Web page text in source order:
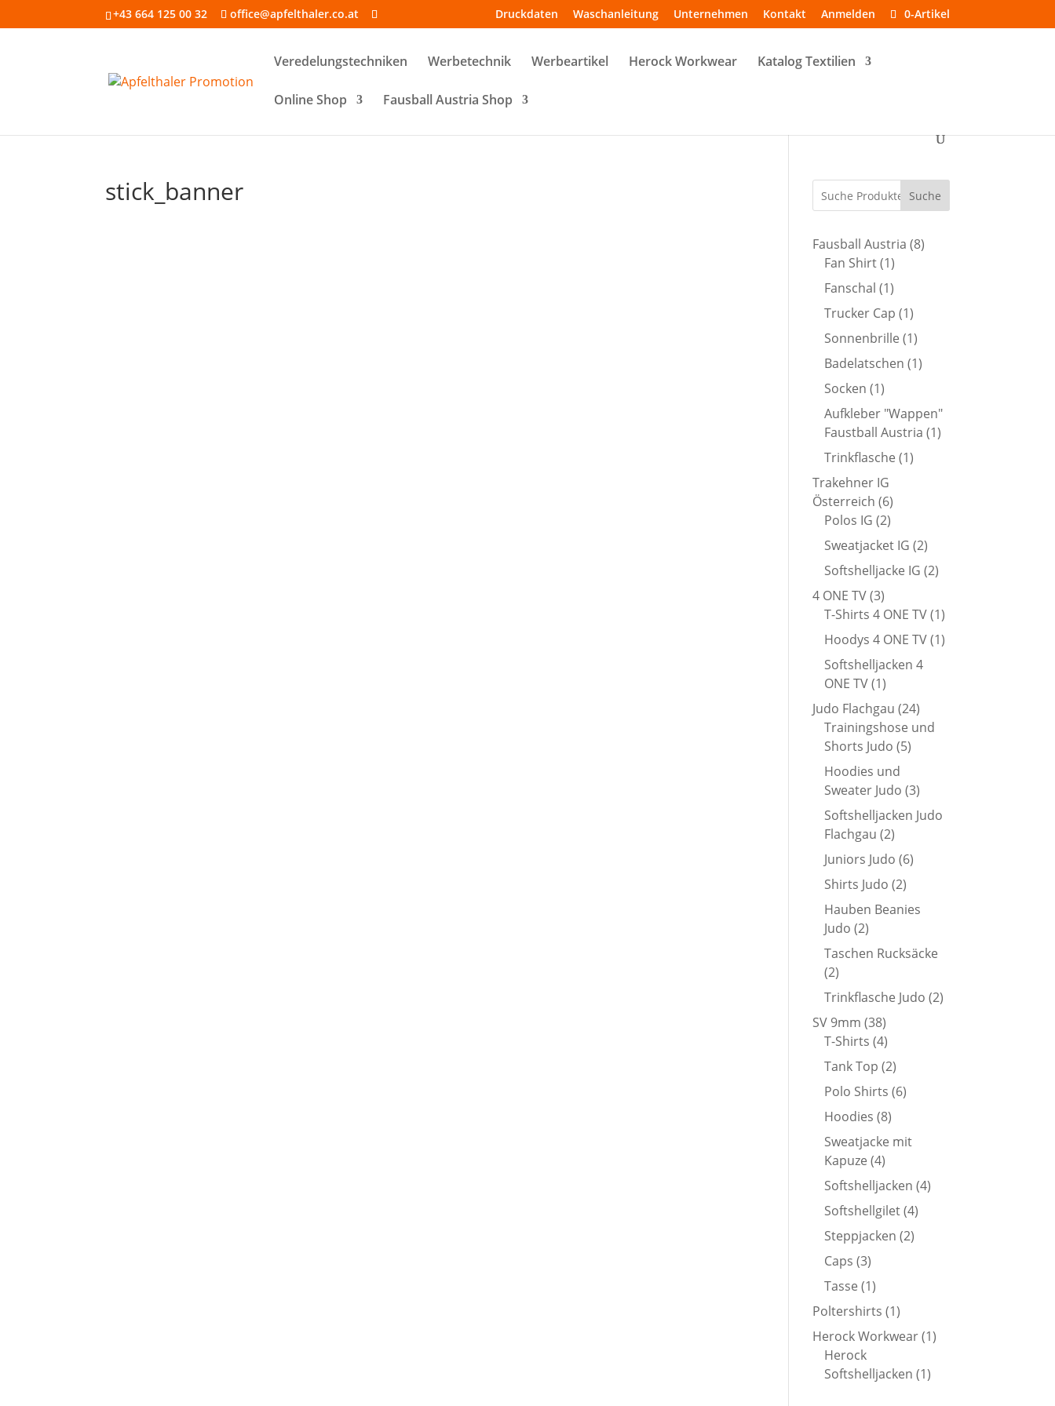
+43 664 125 00 32 office@apfelthaler.co.at Druckdaten Waschanleitung Unternehmen Kontakt Anmelden 0-Artikel
Veredelungstechniken Werbetechnik Werbeartikel Herock Workwear Katalog Textilien
Online Shop Fausball Austria Shop
stick_banner Suche
Fausball Austria 88
Fan Shirt 11
Produkt
Fanschal 11
Produkt
Trucker Cap 11
Produkt
Sonnenbrille 11
Produkt
Badelatschen 11
Socken 11
Produkt
Aufkleber "Wappen"
Faustball Austria 11
Trinkflasche 11
Trakehner IG
Österreich 66
Produkte
Polos IG 22
Produkte
Sweatjacket IG 22
Produkte
Softshelljacke IG 22
4 ONE TV 33
Produkte
T-Shirts 4 ONE TV 11
Produkt
Hoodys 4 ONE TV 11
Softshelljacken 4
ONE TV 11
Produkt
Judo Flachgau 2424
Produkte
Trainingshose und
Shorts Judo 55
Hoodies und
Sweater Judo 33
Produkte
Softshelljacken Judo
Flachgau 22
Produkte
Juniors Judo 66
Shirts Judo 22
Produkte
Hauben Beanies
Judo 22
Produkte
Taschen Rucksäcke
22
Produkte
Trinkflasche Judo 22
SV 9mm 3838
Produkte
T-Shirts 44
Produkte
Tank Top 22
Produkte
Polo Shirts 66
Hoodies 88
Produkte
Sweatjacke mit
Kapuze 44
Produkte
Softshelljacken 44
Softshellgilet 44
Steppjacken 22
Caps 33
Produkte
Tasse 11
Produkt
Poltershirts 11
Produkt
Herock Workwear 11
Herock
Softshelljacken 11